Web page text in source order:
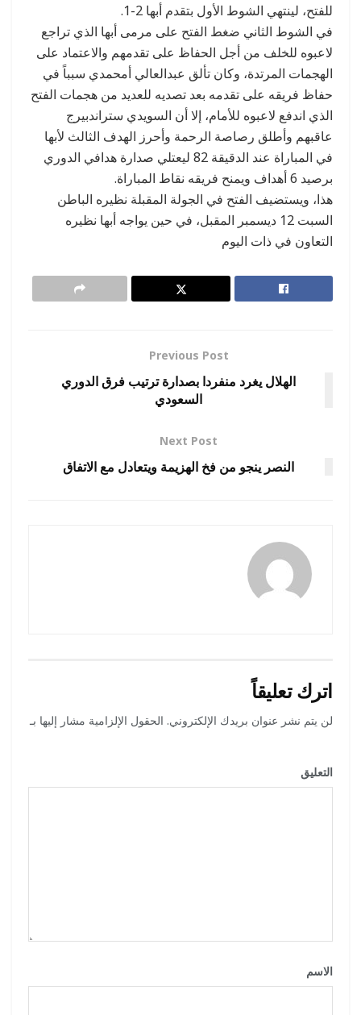
للفتح، لينتهي الشوط الأول بتقدم أبها 2-1.
في الشوط الثاني ضغط الفتح على مرمى أبها الذي تراجع
لاعبوه للخلف من أجل الحفاظ على تقدمهم والاعتماد على
الهجمات المرتدة، وكان تألق عبدالعالي أمحمدي سبباً في
حفاظ فريقه على تقدمه بعد تصديه للعديد من هجمات الفتح
الذي اندفع لاعبوه للأمام، إلا أن السويدي ستراندبيرج
عاقبهم وأطلق رصاصة الرحمة وأحرز الهدف الثالث لأبها
في المباراة عند الدقيقة 82 ليعتلي صدارة هدافي الدوري
برصيد 6 أهداف ويمنح فريقه نقاط المباراة.
هذا، ويستضيف الفتح في الجولة المقبلة نظيره الباطن
السبت 12 ديسمبر المقبل، في حين يواجه أبها نظيره
التعاون في ذات اليوم
Previous Post
الهلال يغرد منفردا بصدارة ترتيب فرق الدوري
السعودي
Next Post
النصر ينجو من فخ الهزيمة ويتعادل مع الاتفاق
اترك تعليقاً
لن يتم نشر عنوان بريدك الإلكتروني. الحقول الإلزامية مشار إليها بـ
التعليق
الاسم